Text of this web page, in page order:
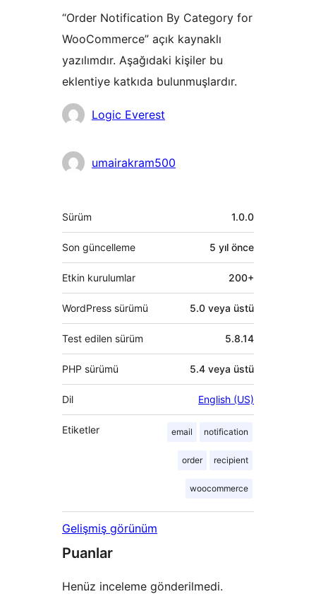
“Order Notification By Category for
WooCommerce” açık kaynaklı
yazılımdır. Aşağıdaki kişiler bu
eklentiye katkıda bulunmuşlardır.
KatkıdaLogic Everest
umairakram500
Meta
Sürüm 1.0.0
Son güncelleme 5 yıl önce
Etkin kurulumlar 200+
WordPress sürümü 5.0 veya üstü
Test edilen sürüm 5.8.14
PHP sürümü 5.4 veya üstü
Dil English (US)
Etiketler email notification
order recipient
woocommerce
Gelişmiş görünüm
Puanlar
Henüz inceleme gönderilmedi.